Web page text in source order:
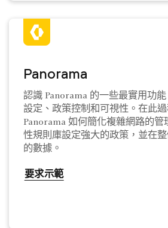
Panorama
認識 Panorama 的一些最實用功
設定、政策控制和可視性。在此
Panorama 如何簡化複雜網路的管
性規則庫設定強大的政策，並在
的數據。
要求示範